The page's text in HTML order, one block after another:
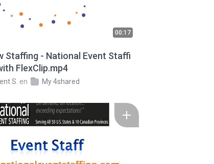
00:17
Staffing - National Event Staffi
FlexClip.mp4
S. en
My 4shared